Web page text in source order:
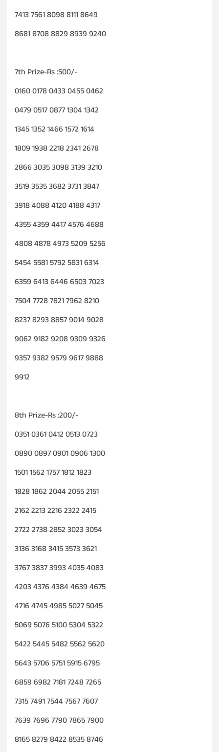
7413 7561 8098 8111 8649
8681 8708 8829 8939 9240
7th Prize-Rs :500/-
0160 0178 0433 0455 0462
0479 0517 0877 1304 1342
1345 1352 1466 1572 1614
1809 1938 2218 2341 2678
2866 3035 3098 3139 3210
3519 3535 3682 3731 3847
3918 4088 4120 4188 4317
4355 4359 4417 4576 4688
4808 4878 4973 5209 5256
5454 5581 5792 5831 6314
6359 6413 6446 6503 7023
7504 7728 7821 7962 8210
8237 8293 8857 9014 9028
9062 9182 9208 9309 9326
9357 9382 9579 9617 9888
9912
8th Prize-Rs :200/-
0351 0361 0412 0513 0723
0890 0897 0901 0906 1300
1501 1562 1757 1812 1823
1828 1862 2044 2055 2151
2162 2213 2216 2322 2415
2722 2738 2852 3023 3054
3136 3168 3415 3573 3621
3767 3837 3993 4035 4083
4203 4376 4384 4639 4675
4716 4745 4985 5027 5045
5069 5076 5100 5304 5322
5422 5445 5482 5562 5620
5643 5706 5751 5915 6795
6859 6982 7181 7248 7265
7315 7491 7544 7567 7607
7639 7696 7790 7865 7900
8165 8279 8422 8535 8746